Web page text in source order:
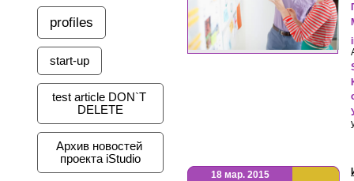
profiles
start-up
test article DON`T
DELETE
Архив новостей
проекта iStudio
18 мар. 2015